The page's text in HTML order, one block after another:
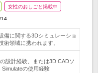
女性のおしごと掲載中
14
備に関する3Dシミュレーショ
術領域に携われます。
設計経験、または3D CADソ
の使用経験